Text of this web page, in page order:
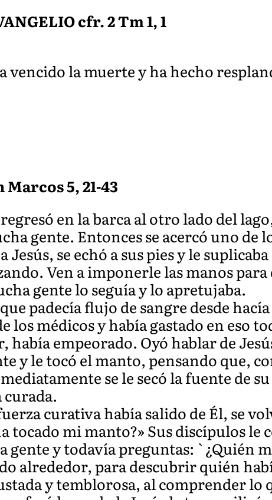
cfr. 2 Tm 1, 1
vencido la muerte y ha hecho
5, 21-43
en la barca al otro lado del
gente. Entonces se acercó uno de
se echó a sus pies y le
Ven a imponerle las manos para
gente lo seguía y lo apretujaba.
padecía flujo de sangre desde
los médicos y había gastado en eso
empeorado. Oyó hablar de
y le tocó el manto, pensando que,
se le secó la fuente de
curada.
curativa había salido de Él, se
tocado mi manto?» Sus discípulos le
gente y todavía preguntas: `¿Quién
alrededor, para descubrir quién
y temblorosa, al comprender lo